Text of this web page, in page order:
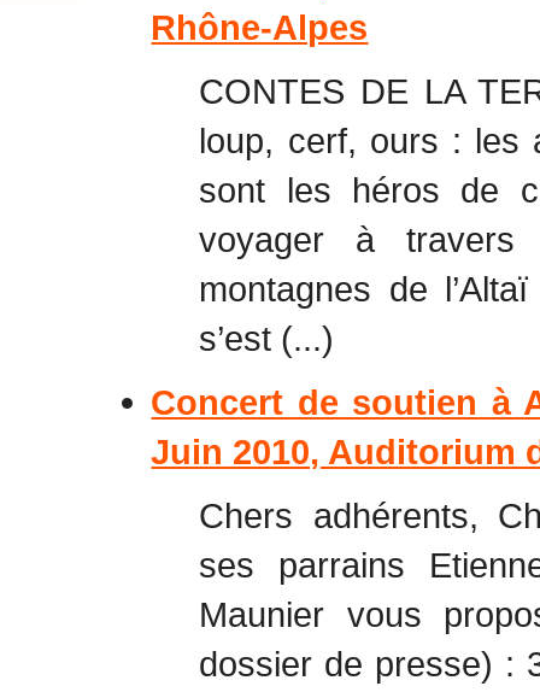
Rhône-Alpes
CONTES DE LA
loup, cerf, ours : les
sont les héros de
voyager à travers
montagnes de
s’est (...)
Concert de soutien à
Juin 2010, Auditorium
Chers adhérents,
ses parrains
Maunier vous
dossier de presse) :